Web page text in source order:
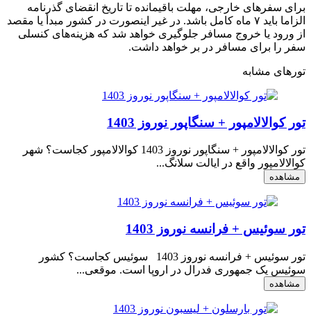
برای سفرهای خارجی، مهلت باقیمانده تا تاریخ انقضای گذرنامه
الزاما باید ۷ ماه کامل باشد. در غیر اینصورت در کشور مبدأ یا مقصد
از ورود یا خروج مسافر جلوگیری خواهد شد که هزینه‌های کنسلی
سفر را برای مسافر در بر خواهد داشت.
تورهای مشابه
تور کوالالامپور + سنگاپور نوروز 1403
تور کوالالامپور + سنگاپور نوروز 1403 کوالالامپور کجاست؟ شهر
کوالالامپور واقع در ايالت سلانگ...
مشاهده
تور سوئیس + فرانسه نوروز 1403
تور سوئیس + فرانسه نوروز 1403 سوئیس کجاست؟ کشور
سوئیس یک جمهوری فدرال در اروپا است. موقعی...
مشاهده